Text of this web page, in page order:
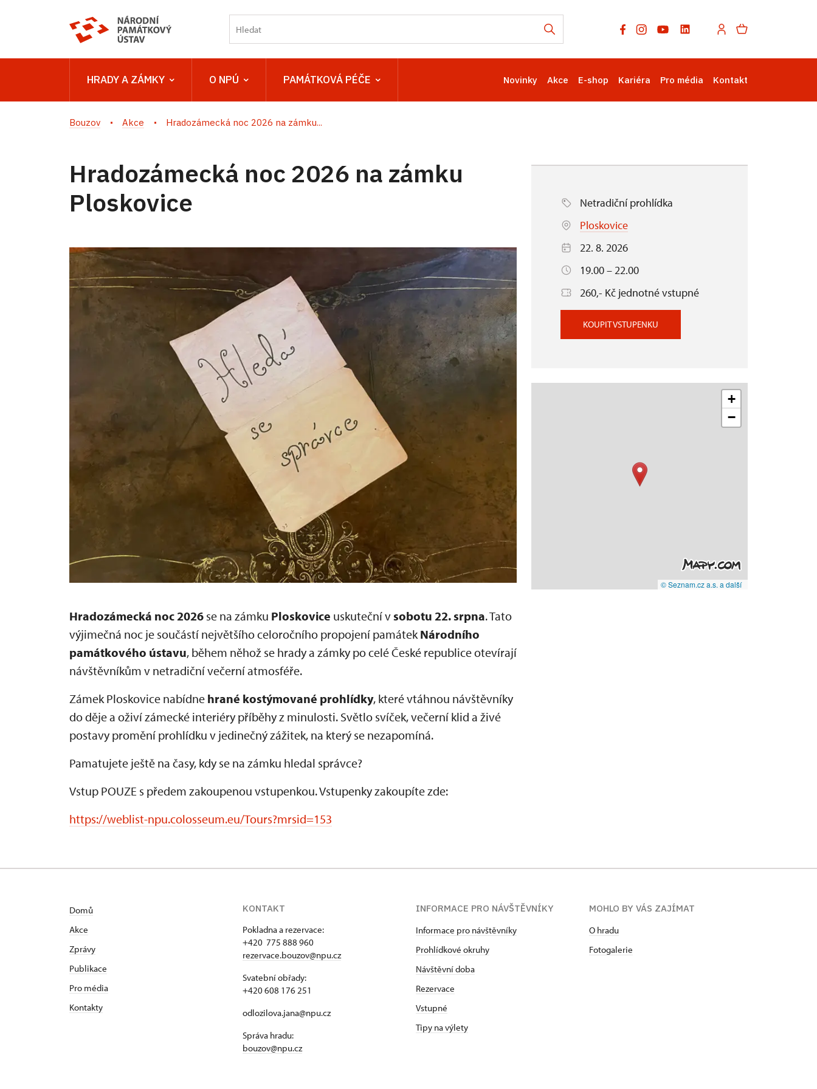
HRADY A ZÁMKY O NPÚ PAMÁTKOVÁ PÉČE Novinky Akce E-shop Kariéra Pro média Kontakt
Bouzov Akce Hradozámecká noc 2026 na zámku...
Hradozámecká noc 2026 na zámku
Ploskovice
Hradozámecká noc 2026 se na zámku Ploskovice uskuteční vsobotu 22. srpna. Tato
výjimečná noc je součástí největšího celoročního propojení památekNárodního
památkového ústavu, během něhož se hrady a zámky po celé České republice otevírají
návštěvníkům v netradiční večerní atmosféře.
Zámek Ploskovice nabídne hrané kostýmované prohlídky, které vtáhnou návštěvníky
do děje a oživí zámecké interiéry příběhy z minulosti. Světlo svíček, večerní klid a živé
postavy promění prohlídku v jedinečný zážitek, na který se nezapomíná.
Pamatujete ještě na časy, kdy se na zámku hledal správce?
Vstup POUZE s předem zakoupenou vstupenkou. Vstupenky zakoupíte zde:
https://weblist-npu.colosseum.eu/Tours?mrsid=153
Netradiční prohlídka
Ploskovice
22. 8. 2026
19.00 – 22.00
260,- Kč jednotné vstupné
KOUPIT VSTUPENKU
+
−
© Seznam.cz a.s. a další
Domů
Akce
Zprávy
Publikace
Pro média
Kontakty
KONTAKT
Pokladna a rezervace:
+420 775 888 960
rezervace.bouzov@npu.cz
Svatební obřady:
+420 608 176 251
odlozilova.jana@npu.cz
Správa hradu:
bouzov@npu.cz
INFORMACE PRO NÁVŠTĚVNÍKY
Informace pro návštěvníky
Prohlídkové okruhy
Návštěvní doba
Rezervace
Vstupné
Tipy na výlety
MOHLO BY VÁS ZAJÍMAT
O hradu
Fotogalerie